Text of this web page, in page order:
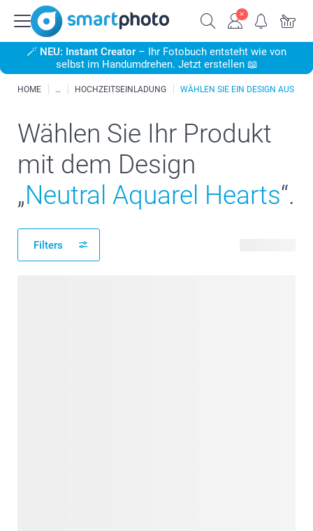
🪄 NEU: Instant Creator – Ihr Fotobuch entsteht wie von
selbst im Handumdrehen. Jetzt erstellen 📖
HOME HOCHZEITSEINLADUNG WÄHLEN SIE EIN DESIGN AUS
Wählen Sie Ihr Produkt
mit dem Design
„Neutral Aquarel Hearts“.
Filters